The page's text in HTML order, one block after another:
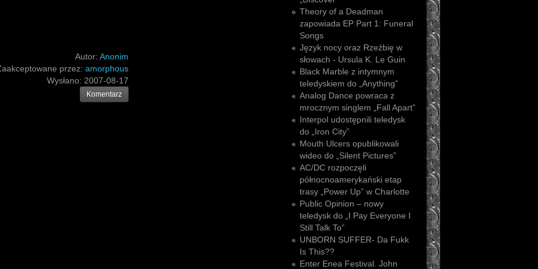
Autor: Anonim
przez: amorphous
Wysłano: 2007-08-17
Komentarz
Theory of a Deadman
zapowiada EP Part 1: Funeral
Songs
Język nocy oraz Rzeźbię w
słowach - Ursula K. Le Guin
Black Marble z intymnym
teledyskiem do „Anything”
Analog Dance powraca z
mrocznym singlem „Fall Apart”
Interpol udostępnili teledysk
do „Iron City”
Mouth Ulcers opublikowali
wideo do „Silent Pictures”
AC/DC rozpoczęli
północnoamerykański etap
trasy „Power Up” w Charlotte
Public Opinion – nowy
teledysk do „I Pay Everyone I
Still Talk To”
UNBORN SUFFER- Da Fukk
Is This??
Enter Enea Festival. John